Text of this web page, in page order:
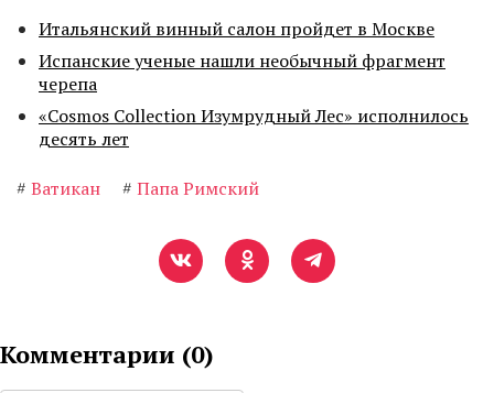
Итальянский винный салон пройдет в Москве
Испанские ученые нашли необычный фрагмент
черепа
«Cosmos Collection Изумрудный Лес» исполнилось
десять лет
# Ватикан # Папа Римский
Комментарии (0)